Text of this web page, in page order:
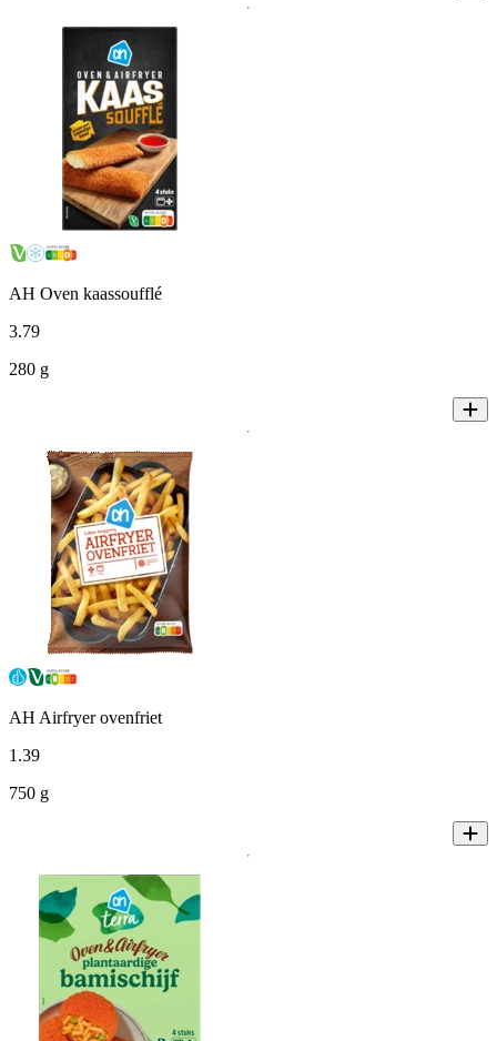
AH Oven kaassoufflé
3.79
280 g
AH Airfryer ovenfriet
1 .39
750 g